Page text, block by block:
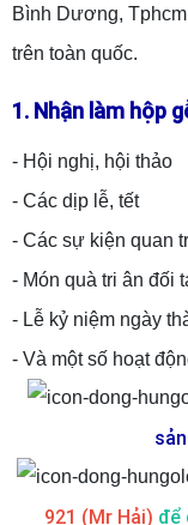
Bình Dương,
trên toàn quốc.
1. Nhận làm hộp
- Hội nghị, hội thảo
- Các dịp lễ, tết
- Các sự kiện quan
- Món quà tri ân đối
- Lễ kỷ niệm ngày
- Và một số hoạt
921 (Mr Hải) để